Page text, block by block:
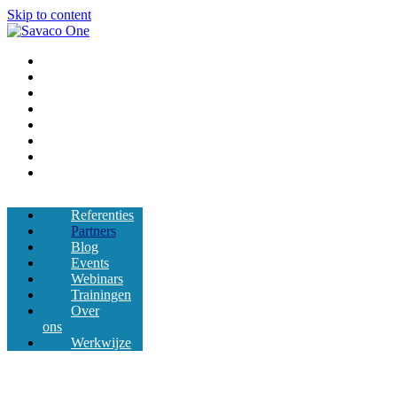
Skip to content
Referenties
Partners
Blog
Events
Webinars
Trainingen
Over
ons
Werkwijze